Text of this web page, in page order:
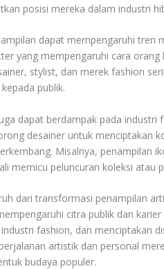
posisi mereka dalam industri
dapat mempengaruhi tren
yang mempengaruhi cara
stylist, dan merek fashion
publik.
dapat berdampak pada industri
desainer untuk menciptakan
Misalnya, penampilan
memicu peluncuran koleksi atau
dari transformasi penampilan
citra publik dan
fashion, dan menciptakan
artistik dan personal
budaya populer.